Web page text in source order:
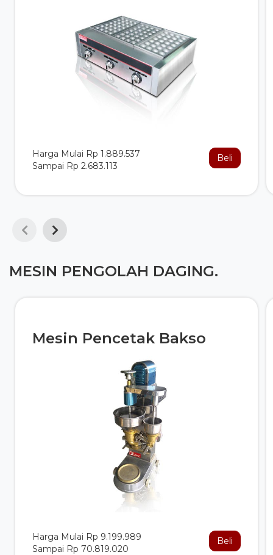
Harga Mulai Rp 1.889.537
Sampai Rp 2.683.113
Beli
MESIN PENGOLAH DAGING.
Mesin Pencetak Bakso
Harga Mulai Rp 9.199.989
Sampai Rp 70.819.020
Beli